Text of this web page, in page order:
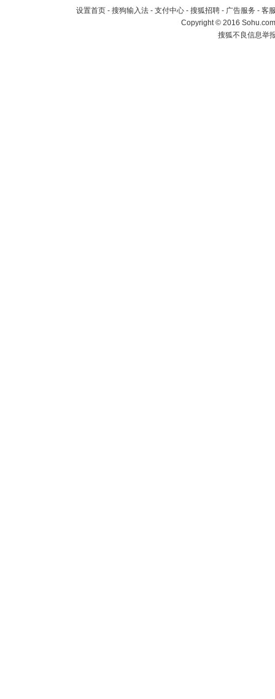
设置首页 - 搜狗输入法 - 支付中心 - 搜狐招聘 - 广告服务 - 客
Copyright©2016
搜狐不良信息举